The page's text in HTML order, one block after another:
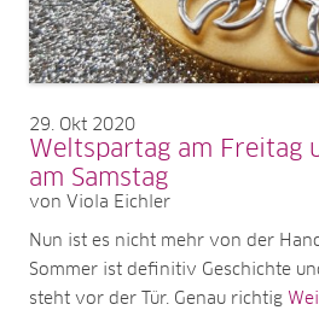
29 Okt 2020
Weltspartag am Freitag
am Samstag
von Viola Eichler
Nun ist es nicht mehr von der
Sommer ist definitiv Geschichte
steht vor der Tür. Genau richtig